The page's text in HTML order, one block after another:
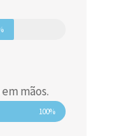
mãos.
100%